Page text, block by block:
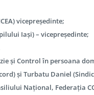
vicepreședinte;
Iași) – vicepreședinte;
și Control în persoana
și Turbatu Daniel
Național, Federația